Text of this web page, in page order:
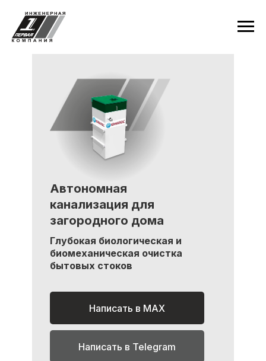
Автономная
канализация для
загородного дома
Глубокая биологическая и
биомеханическая очистка
бытовых стоков
Написать в MAX
Написать в Telegram